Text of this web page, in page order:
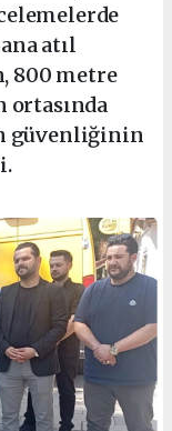
atıl
800 metre
güvenliğinin